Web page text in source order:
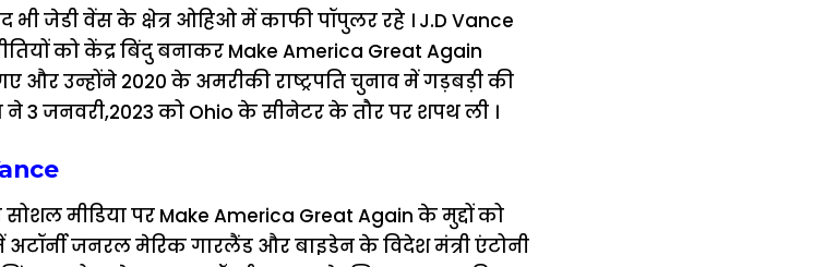
भी जेडी वेंस के क्षेत्र ओहिओ में काफी पॉपुलर रहे । J.D Vance
को केंद्र बिंदु बनाकर Make America Great Again
और उन्होंने 2020 के अमरीकी राष्ट्रपति चुनाव में गड़बड़ी की
ने 3 जनवरी,2023 को Ohio के सीनेटर के तौर पर शपथ ली ।
मीडिया पर Make America Great Again के मुद्दों को
अटॉर्नी जनरल मेरिक गारलैंड और बाइडेन के विदेश मंत्री एंटोनी